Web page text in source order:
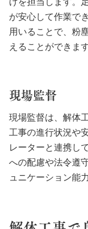
が安心して作業で
用いることで、粉
えることができます
現場監督
現場監督は、解体
工事の進行状況や
レーターと連携し
への配慮や法令遵
ュニケーション能